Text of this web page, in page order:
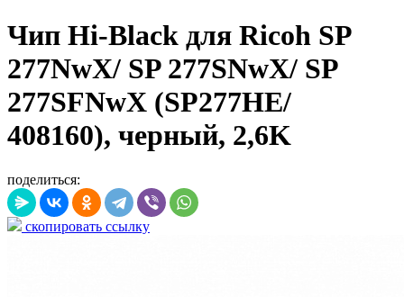
Чип Hi-Black для Ricoh SP
277NwX/ SP 277SNwX/ SP
277SFNwX (SP277HE/
408160), черный, 2,6K
поделиться:
скопировать ссылку